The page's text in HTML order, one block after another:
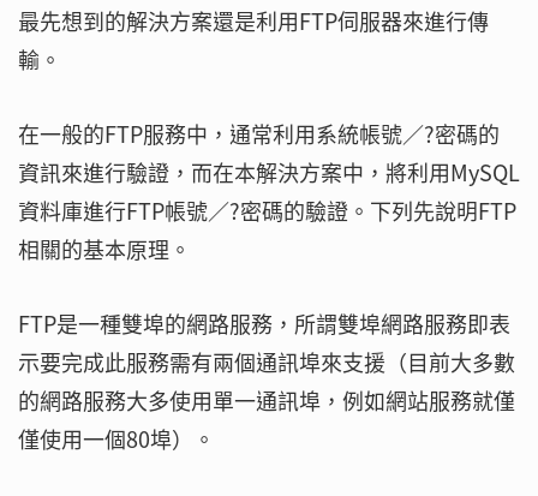
最先想到的解決方案還是利用FTP伺服器來進行傳
輸。
在一般的FTP服務中，通常利用系統帳號／?密碼的
資訊來進行驗證，而在本解決方案中，將利用MySQL
資料庫進行FTP帳號／?密碼的驗證。下列先說明FTP
相關的基本原理。
FTP是一種雙埠的網路服務，所謂雙埠網路服務即表
示要完成此服務需有兩個通訊埠來支援（目前大多數
的網路服務大多使用單一通訊埠，例如網站服務就僅
僅使用一個80埠）。